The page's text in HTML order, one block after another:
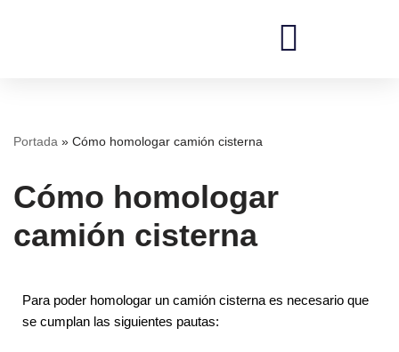
Portada » Cómo homologar camión cisterna
Cómo homologar
camión cisterna
Para poder homologar un camión cisterna es necesario que
se cumplan las siguientes pautas: